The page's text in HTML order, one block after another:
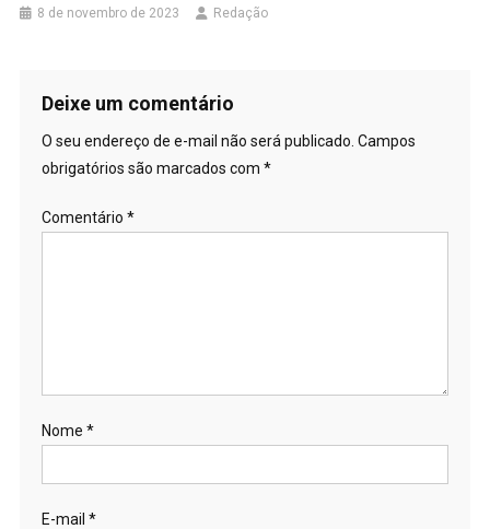
8 de novembro de 2023 Redação
Deixe um comentário
O seu endereço de e-mail não será publicado. Campos
obrigatórios são marcados com *
Comentário *
Nome *
E-mail *